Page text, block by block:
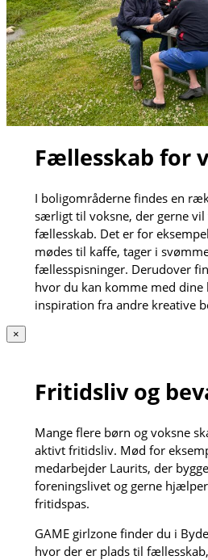
Fællesskab for
I boligområderne findes en
særligt til voksne, der gerne
fællesskab. Det er for
mødes til kaffe, tager i
fællesspisninger. Derudover
hvor du kan komme med dine
inspiration fra andre kreative
×
Fritidsliv og
Mange flere børn og voksne
aktivt fritidsliv. Mød for
medarbejder Laurits, der
foreningslivet og gerne
fritidspas.
GAME girlzone finder du i
hvor der er plads til